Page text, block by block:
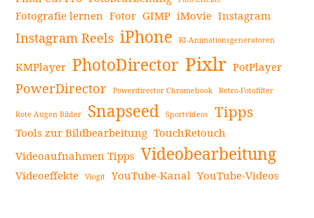
2024
–
beste
Headshot-
App
für
Ihren
Erfolg
weiterlesen
Fotografie lernen Fotor GIMP iMovie Instagram
Instagram Reels iPhone KI-Animationsgeneratoren
KMPlayer PhotoDirector Pixlr PotPlayer
PowerDirector Powerdirector Chromebook Retro-Fotofilter
Rote Augen Bilder Snapseed Sportvideos Tipps
Tools zur Bildbearbeitung TouchRetouch
Videoaufnahmen Tipps Videobearbeitung
Videoeffekte Vlogit YouTube-Kanal YouTube-Videos